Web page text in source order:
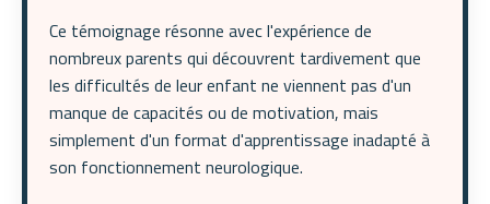
Ce témoignage résonne avec l'expérience de
nombreux parents qui découvrent tardivement que
les difficultés de leur enfant ne viennent pas d'un
manque de capacités ou de motivation, mais
simplement d'un format d'apprentissage inadapté à
son fonctionnement neurologique.